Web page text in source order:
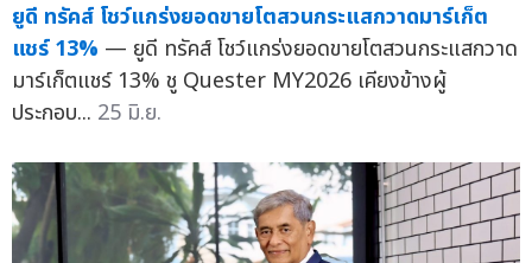
ยูดี ทรัคส์ โชว์แกร่งยอดขายโตสวนกระแสกวาดมาร์เก็ต
แชร์ 13% — ยูดี ทรัคส์ โชว์แกร่งยอดขายโตสวนกระแสกวาด
มาร์เก็ตแชร์ 13% ชู Quester MY2026 เคียงข้างผู้
ประกอบ... 25 มิ.ย.